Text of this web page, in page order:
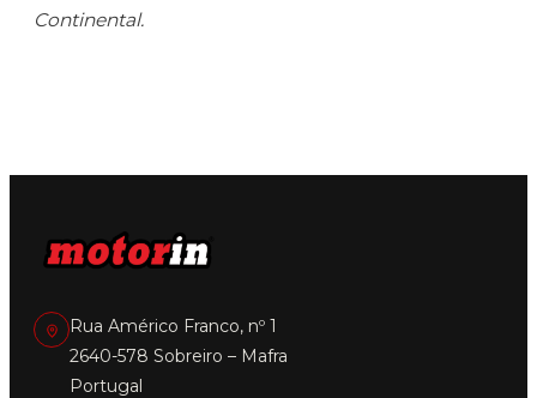
Continental.
Rua Américo Franco, nº 1
2640-578 Sobreiro – Mafra
Portugal